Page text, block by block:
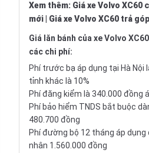
Xem thêm: Giá xe Volvo XC60
mới
Giá xe Volvo XC60 trả góp
Giá lăn bánh của xe Volvo
các chi phí:
Phí trước bạ áp dụng tại Hà Nội
tỉnh khác là 10%
Phí đăng kiểm là 340.000 đồng
Phí bảo hiểm TNDS bắt buộc
480.700 đồng
Phí đường bộ 12 tháng áp
nhân 1.560.000 đồng